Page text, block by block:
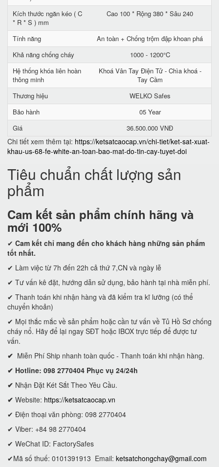
Kích thước ngăn kéo ( C
* R * S ) mm
Cao 100 * Rộng 380 * Sâu 240
Tính năng
An toàn + Chống trộm đập khoan phá
Khả năng chống cháy
1000 - 1200°C
Hệ thống khóa liên hoàn
thông minh
Khoá Vân Tay Điện Tử - Chìa khoá -
Tay Cầm
Thương hiệu
WELKO Safes
Bảo hành
05 Year
Giá
36.500.000 VNĐ
Chi tiết xem thêm tại: https://ketsatcaocap.vn/chi-tiet/ket-sat-xuat-
khau-us-68-fe-white-an-toan-bao-mat-do-tin-cay-tuyet-doi
Tiêu chuẩn chất lượng sản
phẩm
Cam kết sản phẩm chính hãng và
mới 100%
✔ Cam kết chỉ mang đến cho khách hàng những sản phẩm
tốt nhất.
✔ Làm việc từ 7h đến 22h cả thứ 7,CN và ngày lễ
✔ Tư vấn kê đặt, hướng dẫn sử dụng, bảo hành tại nhà miễn phí.
✔ Thanh toán khi nhận hàng và đã kiểm tra kĩ lưỡng (có thể
chuyển khoản)
✔ Mọi thắc mắc về sản phẩm hoặc cần tư vấn về Tủ Hồ Sơ chống
cháy nổ. Hãy để lại ngay SĐT hoặc IBOX trực tiếp để được tư
vấn.
✔ Miễn Phí Ship nhanh toàn quốc - Thanh toán khi nhận hàng.
✔ Hotline: 098 2770404 Phục vụ 24/24h
✔ Nhận Đặt Két Sắt Theo Yêu Cầu.
✔ Website: https://ketsatcaocap.vn
✔ Điện thoại văn phòng: 098 2770404
✔ Viber: +84 98 2770404
✔ WeChat ID: FactorySafes
✔Mã số thuế: 0101391913 Email: ketsatchongchay@gmail.com